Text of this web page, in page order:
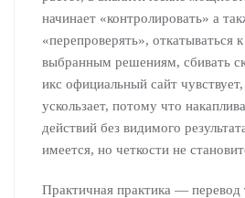
начинает «контролировать» а
«перепроверять», откатываться
выбранным решениям, сбивать
икс официальный сайт
ускользает, потому что
действий без видимого
имеется, но четкости не
Практичная практика — перевод